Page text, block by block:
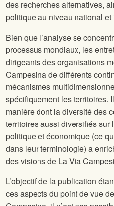
des recherches alternatives,
politique au niveau national et
Bien que l’analyse se
processus mondiaux, les
dirigeants des organisations
Campesina de différents
mécanismes
spécifiquement les territoires.
manière dont la diversité des
territoires aussi diversifiés sur
politique et économique (ce
dans leur terminologie) a
des visions de La Via
L’objectif de la publication
ces aspects du point de vue